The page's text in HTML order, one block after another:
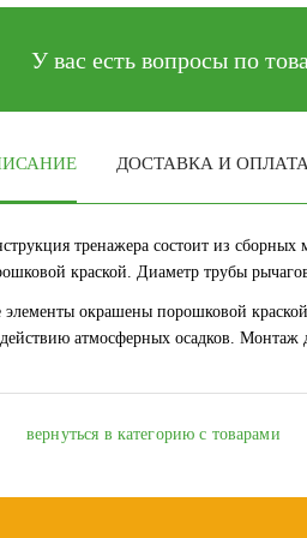
У вас есть вопросы по
ДОСТАВКА И ОПЛАТА
тренажера состоит из
краской. Диаметр трубы
элементы окрашены порошковой
атмосферных осадков. Монтаж
вернуться в категорию с товарами